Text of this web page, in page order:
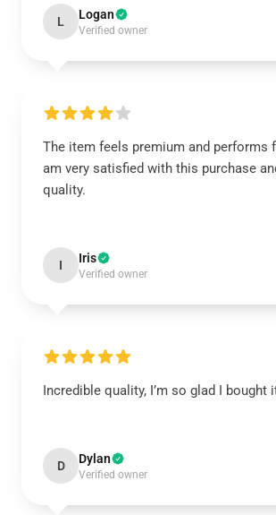
L Logan
Verified owner
The item feels premium and performs
am very satisfied with this purchase
quality.
I Iris
Verified owner
Incredible quality, I’m so glad I bought
D Dylan
Verified owner